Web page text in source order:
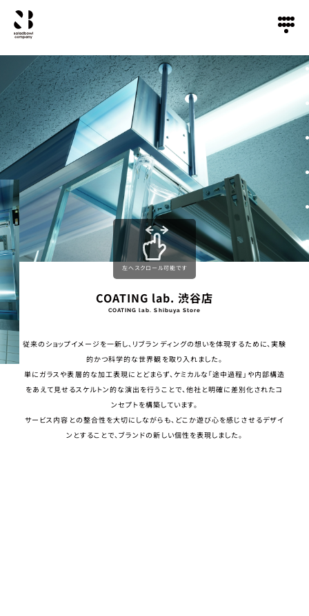
COATING lab. 渋谷店
COATING lab. Shibuya Store
従来のショップイメージを一新し、リブランディングの想いを体現するために、実験
的かつ科学的な世界観を取り入れました。
単にガラスや表層的な加工表現にとどまらず、ケミカルな「途中過程」や内部構造
をあえて見せるスケルトン的な演出を行うことで、他社と明確に差別化されたコ
ンセプトを構築しています。
サービス内容との整合性を大切にしながらも、どこか遊び心を感じさせるデザイ
ンとすることで、ブランドの新しい個性を表現しました。
左へスクロール可能です